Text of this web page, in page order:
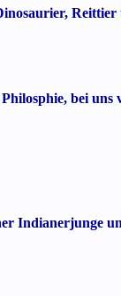
Reittier
bei
Indianerjunge